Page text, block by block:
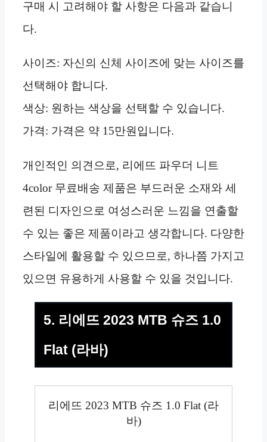
구매 시 고려해야 할 사항은 다음과 같습니
다.
사이즈: 자신의 신체 사이즈에 맞는 사이즈를
선택해야 합니다.
색상: 원하는 색상을 선택할 수 있습니다.
가격: 가격은 약 15만원입니다.
개인적인 의견으로, 리에뜨 파우더 니트
4color 무료배송 제품은 부드러운 소재와 세
련된 디자인으로 여성스러운 느낌을 연출할
수 있는 좋은 제품이라고 생각합니다. 다양한
스타일에 활용할 수 있으므로, 하나쯤 가지고
있으면 유용하게 사용할 수 있을 것입니다.
5. 리에뜨 2023 MTB 슈즈 1.0
Flat (라바)
리에뜨 2023 MTB 슈즈 1.0 Flat (라
바)